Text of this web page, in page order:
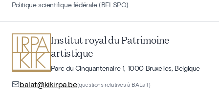
Politique scientifique fédérale (BELSPO)
Institut royal du Patrimoine
artistique
Parc du Cinquantenaire 1, 1000 Bruxelles, Belgique
balat@kikirpa.be(questions relatives à BALaT)